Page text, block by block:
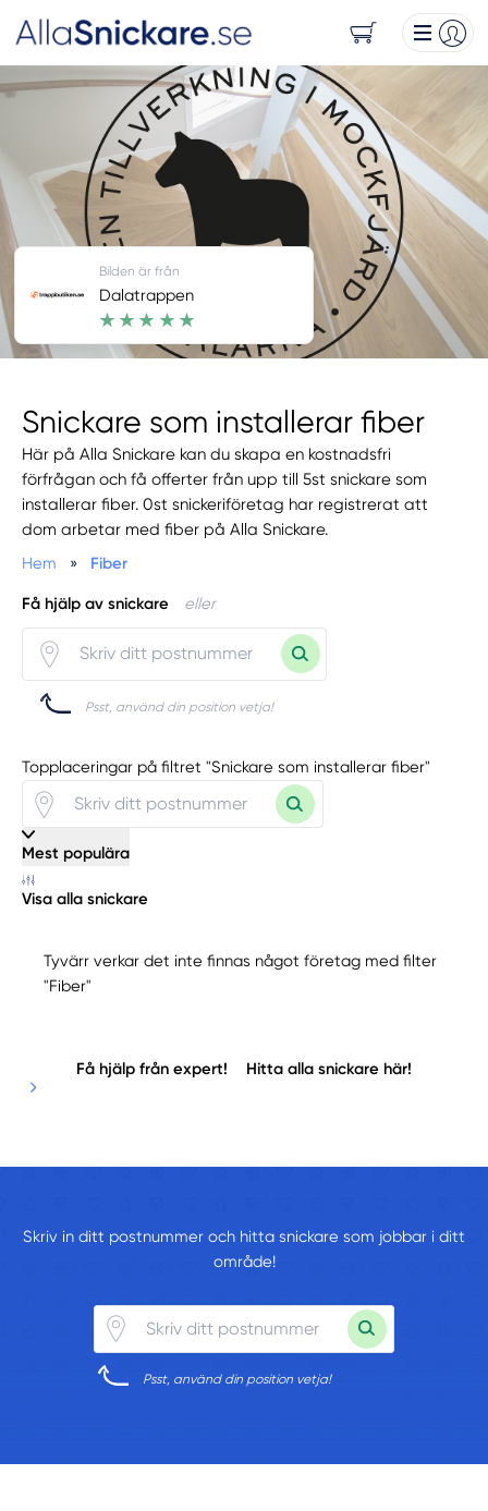
Snickare som installerar fiber
Här på Alla Snickare kan du skapa en kostnadsfri
förfrågan och få offerter från upp till 5st snickare som
installerar fiber. 0st snickeriföretag har registrerat att
dom arbetar med fiber på Alla Snickare.
Hem
» Fiber
Få hjälp av snickare eller
Psst, använd din position vetja!
Bilden är från
Dalatrappen
Topplaceringar på filtret "Snickare som installerar fiber"
Mest populära
Visa alla snickare
Tyvärr verkar det inte finnas något företag med filter
"Fiber"
Få hjälp från expert! Hitta alla snickare här!
Skriv in ditt postnummer och hitta snickare som jobbar i ditt
område!
Psst, använd din position vetja!